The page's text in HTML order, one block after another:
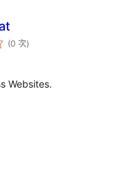
(0 次評
分)
Websites.